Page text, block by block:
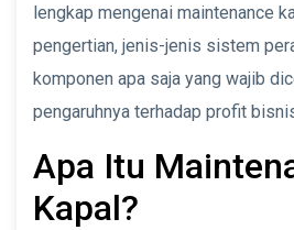
lengkap mengenai maintenance
pengertian, jenis-jenis sistem
komponen apa saja yang wajib
pengaruhnya terhadap profit
Apa Itu
Kapal?